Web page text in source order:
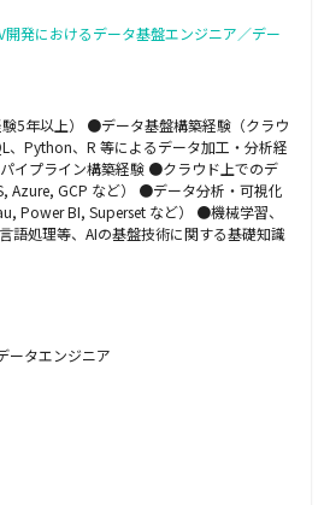
開発におけるデータ基盤エンジニア／デー
験5年以上） ●データ基盤構築経験（クラウ
、Python、R 等によるデータ加工・分析経
イプライン構築経験 ●クラウド上でのデ
Azure, GCP など） ●データ分析・可視化
Power BI, Superset など） ●機械学習、
語処理等、AIの基盤技術に関する基礎知識
ータエンジニア